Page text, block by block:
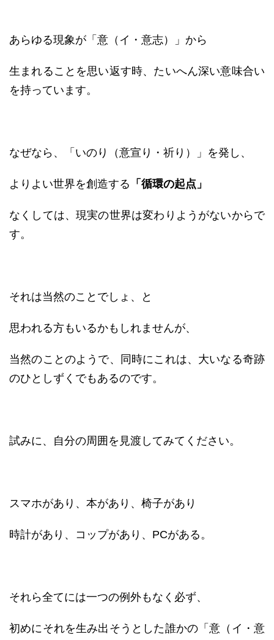
あらゆる現象が「意（イ・意志）」から
生まれることを思い返す時、たいへん深い意味合い
を持っています。
なぜなら、「いのり（意宣り・祈り）」を発し、
よりよい世界を創造する 「循環の起点」
なくしては、現実の世界は変わりようがないからで
す。
それは当然のことでしょ、と
思われる方もいるかもしれませんが、
当然のことのようで、同時にこれは、大いなる奇跡
のひとしずくでもあるのです。
試みに、自分の周囲を見渡してみてください。
スマホがあり、本があり、椅子があり
時計があり、コップがあり、PCがある。
それら全てには一つの例外もなく必ず、
初めにそれを生み出そうとした誰かの「意（イ・意